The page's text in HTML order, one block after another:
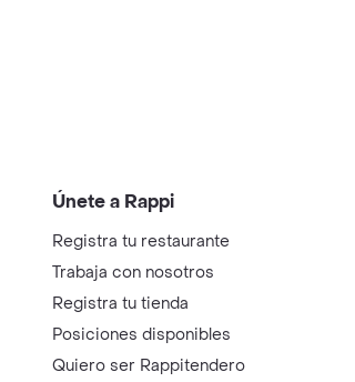
Únete a Rappi
Registra tu restaurante
Trabaja con nosotros
Registra tu tienda
Posiciones disponibles
Quiero ser Rappitendero